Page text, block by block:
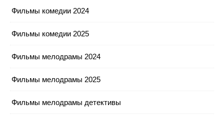
Фильмы комедии 2024
Фильмы комедии 2025
Фильмы мелодрамы 2024
Фильмы мелодрамы 2025
Фильмы мелодрамы детективы